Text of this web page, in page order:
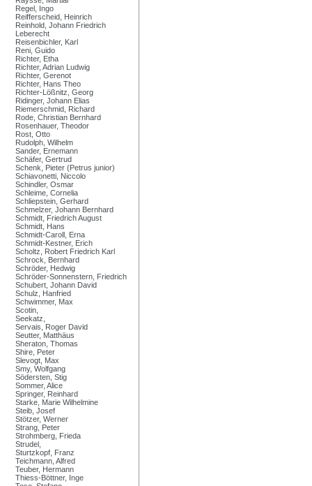
Regel, Ingo
Reifferscheid, Heinrich
Reinhold, Johann Friedrich
Leberecht
Reisenbichler, Karl
Reni, Guido
Richter, Etha
Richter, Adrian Ludwig
Richter, Gerenot
Richter, Hans Theo
Richter-Lößnitz, Georg
Ridinger, Johann Elias
Riemerschmid, Richard
Rode, Christian Bernhard
Rosenhauer, Theodor
Rost, Otto
Rudolph, Wilhelm
Sander, Ernemann
Schäfer, Gertrud
Schenk, Pieter (Petrus junior)
Schiavonetti, Niccolo
Schindler, Osmar
Schleime, Cornelia
Schliepstein, Gerhard
Schmelzer, Johann Bernhard
Schmidt, Friedrich August
Schmidt, Hans
Schmidt-Caroll, Erna
Schmidt-Kestner, Erich
Scholtz, Robert Friedrich Karl
Schrock, Bernhard
Schröder, Hedwig
Schröder-Sonnenstern, Friedrich
Schubert, Johann David
Schulz, Hanfried
Schwimmer, Max
Scotin,
Seekatz,
Servais, Roger David
Seutter, Matthäus
Sheraton, Thomas
Shire, Peter
Slevogt, Max
Smy, Wolfgang
Södersten, Stig
Sommer, Alice
Springer, Reinhard
Starke, Marie Wilhelmine
Steib, Josef
Stötzer, Werner
Strang, Peter
Strohmberg, Frieda
Strudel,
Sturtzkopf, Franz
Teichmann, Alfred
Teuber, Hermann
Thiess-Böttner, Inge